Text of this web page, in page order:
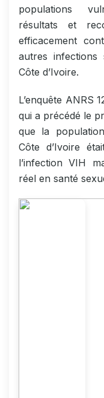
populations
résultats et
efficacement
autres infections
Côte d’Ivoire.
L’enquête ANRS
qui a précédé le
que la
Côte d’Ivoire
l’infection VIH
réel en santé